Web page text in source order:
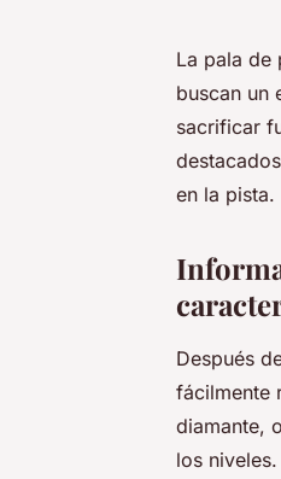
La pala de
buscan un
sacrificar
en la pista.
Después
fácilmente
diamante,
los